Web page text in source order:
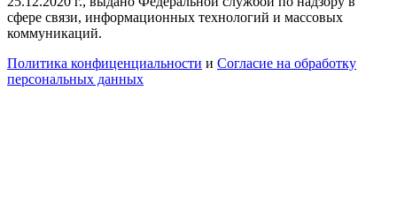
сфере связи, информационных технологий и массовых
коммуникаций.
Политика конфиценциальности и Согласие на обработку
персональных данных